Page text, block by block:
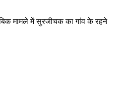
मामले में सुरजीचक का गांव के रहने